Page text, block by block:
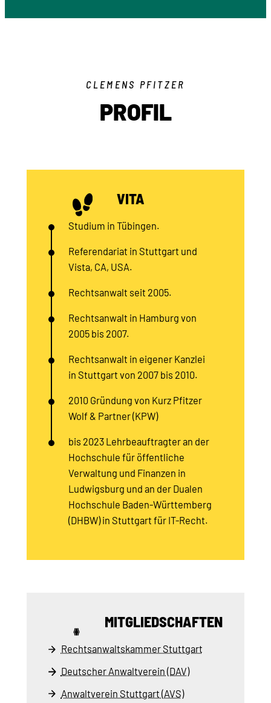
CLEMENS PFITZER
PROFIL
VITA
Studium in Tübingen.
Referendariat in Stuttgart und
Vista, CA, USA.
Rechtsanwalt seit 2005.
Rechtsanwalt in Hamburg von
2005 bis 2007.
Rechtsanwalt in eigener Kanzlei
in Stuttgart von 2007 bis 2010.
2010 Gründung von Kurz Pfitzer
Wolf & Partner (KPW)
bis 2023 Lehrbeauftragter an der
Hochschule für öffentliche
Verwaltung und Finanzen in
Ludwigsburg und an der Dualen
Hochschule Baden-Württemberg
(DHBW) in Stuttgart für IT-Recht.
MITGLIEDSCHAFTEN
Rechtsanwaltskammer Stuttgart
Deutscher Anwaltverein (DAV)
Anwaltverein Stuttgart (AVS)